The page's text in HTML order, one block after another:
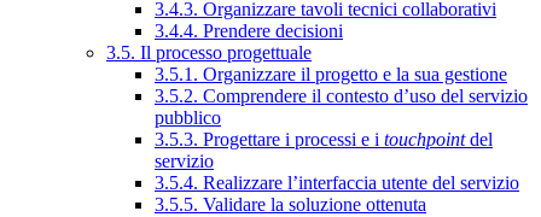
3.4.3. Organizzare tavoli tecnici collaborativi
3.4.4. Prendere decisioni
3.5. Il processo progettuale
3.5.1. Organizzare il progetto e la sua gestione
3.5.2. Comprendere il contesto d’uso del servizio
pubblico
3.5.3. Progettare i processi e i touchpointdel
servizio
3.5.4. Realizzare l’interfaccia utente del servizio
3.5.5. Validare la soluzione ottenuta